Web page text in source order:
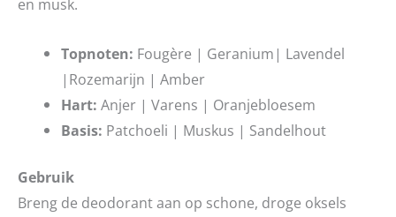
en musk.
Topnoten: Fougère | Geranium| Lavendel
|Rozemarijn | Amber
Hart: Anjer | Varens | Oranjebloesem
Basis: Patchoeli | Muskus | Sandelhout
Gebruik
Breng de deodorant aan op schone, droge oksels